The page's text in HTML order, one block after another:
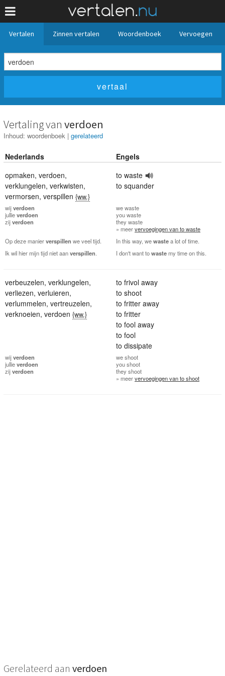
Vertalen Zinnen vertalen Woordenboek Vervoegen
Vertaling van verdoen
Inhoud: woordenboek | gerelateerd
Nederlands
Engels
opmaken, verdoen,
verklungelen, verkwisten,
vermorsen, verspillen {ww.}
to waste
to squander
wijverdoen
jullieverdoen
zijverdoen
wewaste
youwaste
they waste
» meervervoegingen van to waste
Op deze manierverspillen we veel tijd. In this way, wewastea lot of time.
Ik wil hier mijn tijd niet aanverspillen I don't want towastemy time on this.
verbeuzelen, verklungelen,
verliezen, verluieren,
verlummelen, vertreuzelen,
verknoeien, verdoen {ww.}
to frivol away
to shoot
to fritter away
to fritter
to fool away
to fool
to dissipate
wijverdoen
jullieverdoen
zijverdoen
weshoot
youshoot
they shoot
» meervervoegingen van to shoot
Gerelateerd aan verdoen